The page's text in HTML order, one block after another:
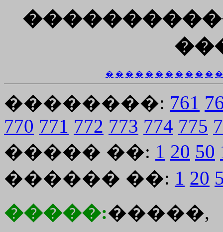
� � � � � � � � � � � �
��������: 761
770 771 772 773 774 775
����� ��: 1 20 50
������ ��: 1 20
�����:�����,